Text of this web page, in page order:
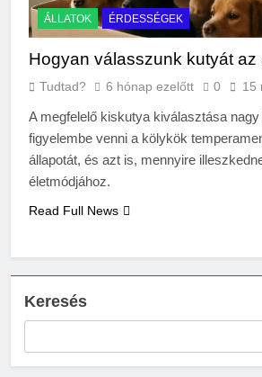
ÁLLATOK ÉRDESSÉGEK
Hogyan válasszunk kutyát az
Tudtad? 6 hónap ezelőtt 0 15
A megfelelő kiskutya kiválasztása
figyelembe venni a kölykök
állapotát, és azt is, mennyire
életmódjához.
Read Full News
Keresés